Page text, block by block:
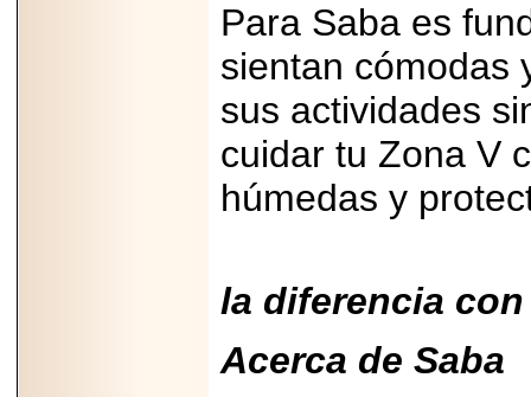
Para Saba es
sientan cómodas
sus actividades
cuidar tu Zona V
húmedas y
la diferencia con
Acerca de Saba